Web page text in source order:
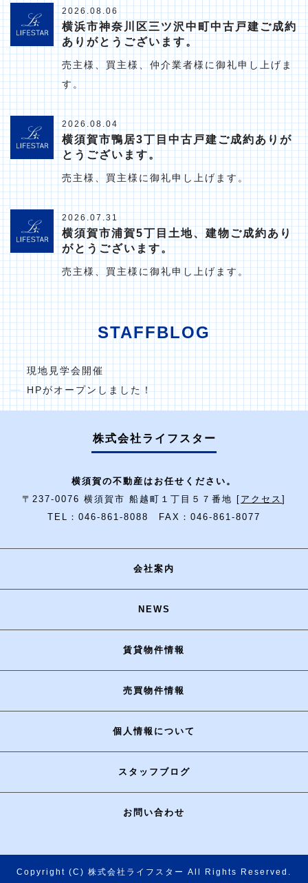
2026.08.06
横浜市神奈川区三ツ沢中町中古戸建ご成約
ありがとうございます。
売主様、買主様、仲介業者様に御礼申し上げま
す。
2026.08.04
横須賀市鴨居3丁目中古戸建ご成約ありが
とうございます。
売主様、買主様に御礼申し上げます。
2026.07.31
横須賀市浦賀5丁目土地、建物ご成約あり
がとうございます。
売主様、買主様に御礼申し上げます。
STAFFBLOG
現地見学会開催
HPがオープンしました！
株式会社ライフスター
横須賀の不動産はお任せください。
〒237-0076 横須賀市 船越町１丁目５７番地 [ アクセス ]
TEL：046-861-8088 FAX：046-861-8077
会社案内
NEWS
賃貸物件情報
売買物件情報
個人情報について
スタッフブログ
お問い合わせ
Copyright (C) 株式会社ライフスター All Rights Reserved.